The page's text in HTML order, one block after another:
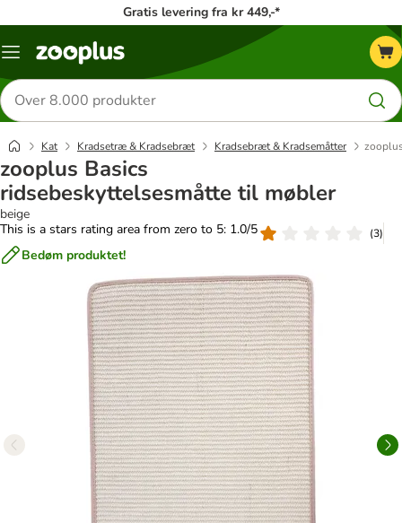
Gratis levering fra kr 449,-*
Menu
Søg
efter
produkter
Kat Kradsetræ & Kradsebræt Kradsebræt & Kradsemåtter
zooplus Basics
ridsebeskyttelsesmåtte til møbler
beige
This is a stars rating area from zero to 5: 1.0/5
(3)
Bedøm produktet!